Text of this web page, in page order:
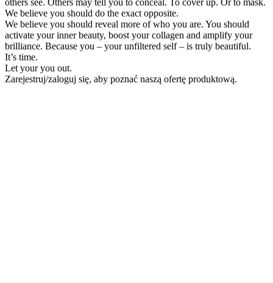
others see. Others may tell you to conceal. To cover up. Or to mask.
We believe you should do the exact opposite.
We believe you should reveal more of who you are. You should
activate your inner beauty, boost your collagen and amplify your
brilliance. Because you – your unfiltered self – is truly beautiful.
It’s time.
Let your you out.
Zarejestruj/zaloguj się, aby poznać naszą ofertę produktową.